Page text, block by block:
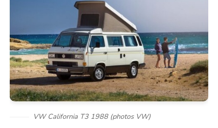
VW California T3 1988 (photos VW)